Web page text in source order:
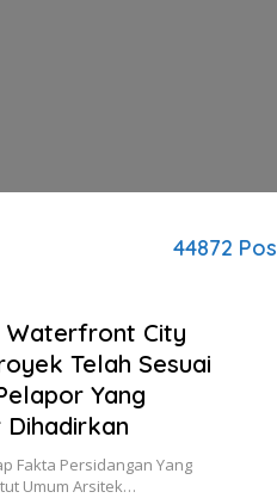
44872 Pos
Waterfront City
Telah Sesuai
Yang
Fakta Persidangan Yang
Umum Arsitek…